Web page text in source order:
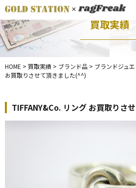
買取実績
HOME > 買取実績 > ブランド品 > ブランドジュ
お買取りさせて頂きました(^^)
TIFFANY&Co. リング お買取りさ